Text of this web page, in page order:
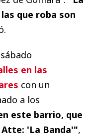
que roba son
en las
con un
a los
este barrio, que
Atte: 'La Banda'",